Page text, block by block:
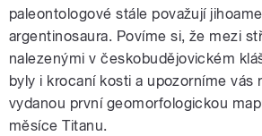
paleontologové stále považují
argentinosaura. Povíme si, že mezi
nalezenými v českobudějovickém
byly i krocaní kosti a upozorníme vás
vydanou první geomorfologickou
měsíce Titanu.